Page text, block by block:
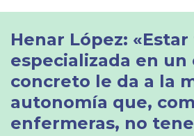
Henar López: «Estar
especializada en un
concreto le da a la
autonomía que,
enfermeras, no